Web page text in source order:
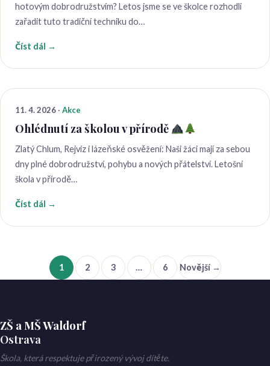
hotovým dobrodružstvím? Letos jsme se ve školce rozhodli
zařadit tuto tradiční techniku do…
Číst dál →
11. 4. 2026 · Akce
Ohlédnutí za školou v přírodě
Zlatý Chlum, Rejvíz i lázeňské osvěžení: ​Naši žáci mají za sebou
dny plné dobrodružství, pohybu a nových přátelství. Letošní
škola v přírodě…
Číst dál →
1 2 3 … 6 Novější →
ZŠ a MŠ Waldorf
Ostrava
Škola, která respektuje přirozený vývoj dítěte.